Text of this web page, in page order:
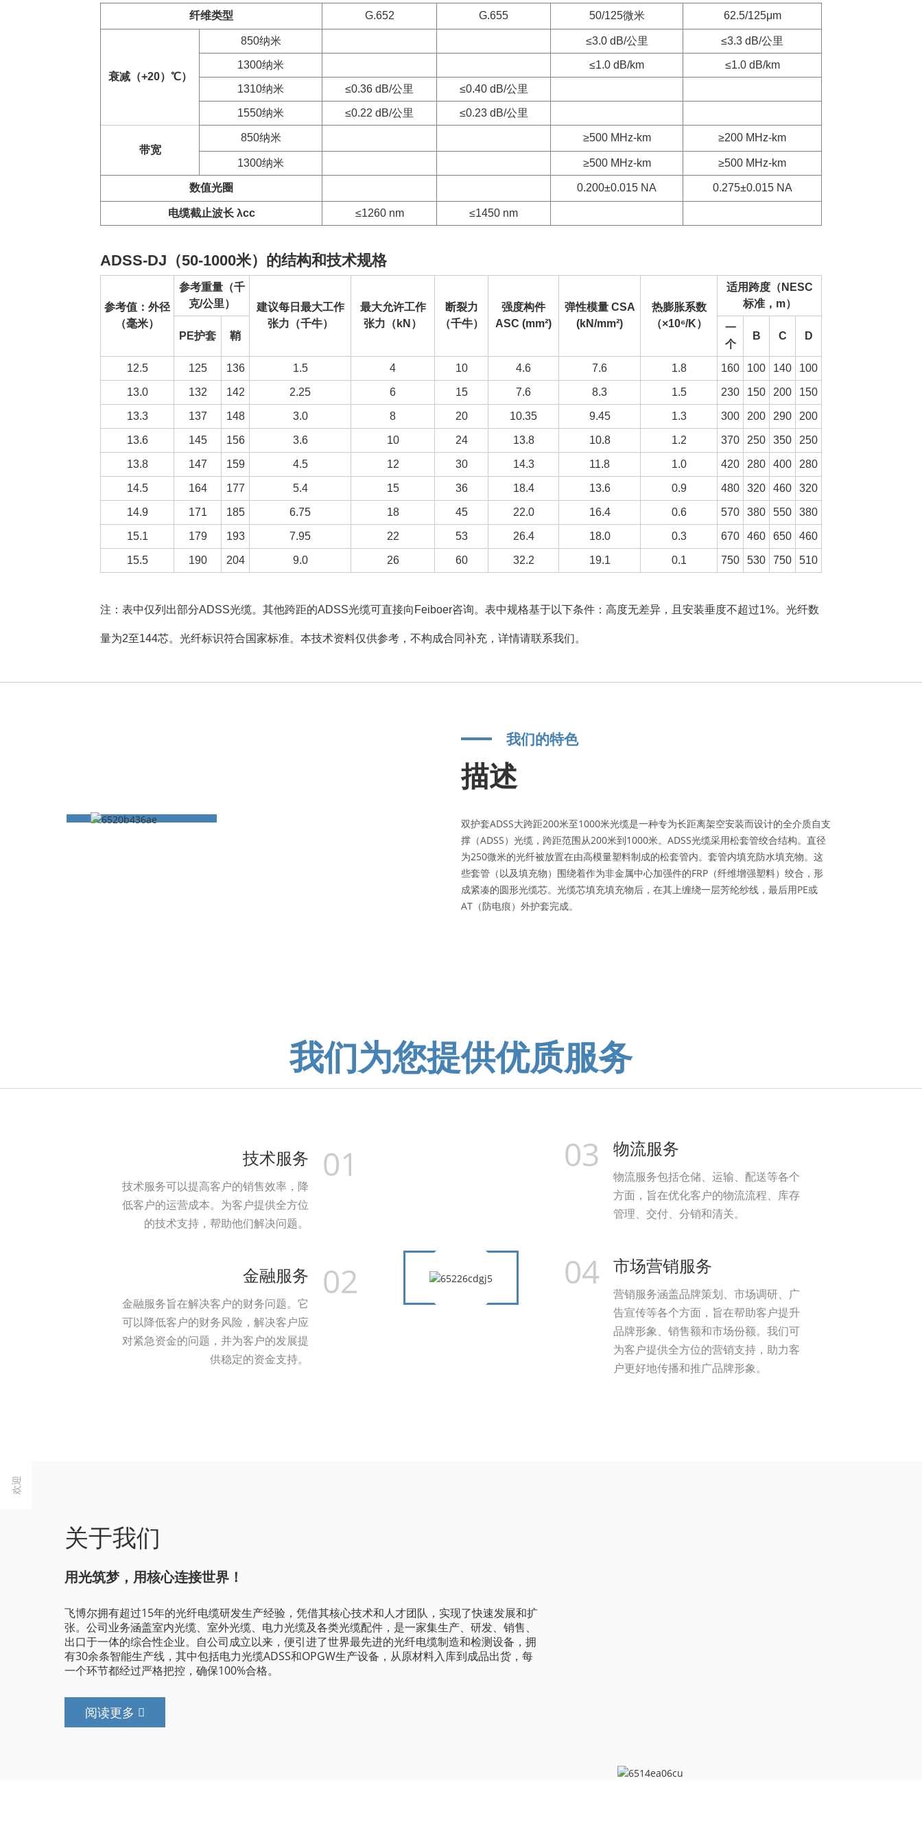
纤维类型 G.652 G.655 50/125微米 62.5/125μm
衰减（+20） ℃）
850纳米 ≤3.0 dB/公里 ≤3.3 dB/公里
1300纳米 ≤1.0 dB/km ≤1.0 dB/km
1310纳米 ≤0.36 dB/公里 ≤0.40 dB/公里
1550纳米 ≤0.22 dB/公里 ≤0.23 dB/公里
带宽
850纳米 ≥500 MHz-km ≥200 MHz-km
1300纳米 ≥500 MHz-km ≥500 MHz-km
数值光圈 0.200±0.015 NA 0.275±0.015 NA
电缆截止波长 λcc ≤1260 nm ≤1450 nm
ADSS-DJ（50-1000米）的结构和技术规格
参考值：外径
（毫米）
参考重量（千
克/公里）
建议每日最大工作
张力（千牛）
最大允许工作
张力（kN）
断裂力
（千牛）
强度构件
ASC (mm²)
弹性模量 CSA
(kN/mm²)
热膨胀系数
（×10⁶/K）
适用跨度（NESC
标准，m）
PE护套 鞘
一
个
B C D
12.5 125 136 1.5 4 10 4.6 7.6 1.8 160 100 140 100
13.0 132 142 2.25 6 15 7.6 8.3 1.5 230 150 200 150
13.3 137 148 3.0 8 20 10.35 9.45 1.3 300 200 290 200
13.6 145 156 3.6 10 24 13.8 10.8 1.2 370 250 350 250
13.8 147 159 4.5 12 30 14.3 11.8 1.0 420 280 400 280
14.5 164 177 5.4 15 36 18.4 13.6 0.9 480 320 460 320
14.9 171 185 6.75 18 45 22.0 16.4 0.6 570 380 550 380
15.1 179 193 7.95 22 53 26.4 18.0 0.3 670 460 650 460
15.5 190 204 9.0 26 60 32.2 19.1 0.1 750 530 750 510
注：表中仅列出部分ADSS光缆。其他跨距的ADSS光缆可直接向Feiboer咨询。表中规格基于以下条件：高度无差异，且安装垂度不超过1%。光纤数
量为2至144芯。光纤标识符合国家标准。本技术资料仅供参考，不构成合同补充，详情请联系我们。
我们的特色
描述
双护套ADSS大跨距200米至1000米光缆是一种专为长距离架空安装而设计的全介质自支
撑（ADSS）光缆，跨距范围从200米到1000米。ADSS光缆采用松套管绞合结构。直径
为250微米的光纤被放置在由高模量塑料制成的松套管内。套管内填充防水填充物。这
些套管（以及填充物）围绕着作为非金属中心加强件的FRP（纤维增强塑料）绞合，形
成紧凑的圆形光缆芯。光缆芯填充填充物后，在其上缠绕一层芳纶纱线，最后用PE或
AT（防电痕）外护套完成。
我们为您提供优质服务
01
技术服务
技术服务可以提高客户的销售效率，降
低客户的运营成本。为客户提供全方位
的技术支持，帮助他们解决问题。
02
金融服务
金融服务旨在解决客户的财务问题。它
可以降低客户的财务风险，解决客户应
对紧急资金的问题，并为客户的发展提
供稳定的资金支持。
03 物流服务
物流服务包括仓储、运输、配送等各个
方面，旨在优化客户的物流流程、库存
管理、交付、分销和清关。
04 市场营销服务
营销服务涵盖品牌策划、市场调研、广
告宣传等各个方面，旨在帮助客户提升
品牌形象、销售额和市场份额。我们可
为客户提供全方位的营销支持，助力客
户更好地传播和推广品牌形象。
欢迎
关于我们
用光筑梦，用核心连接世界！
飞博尔拥有超过15年的光纤电缆研发生产经验，凭借其核心技术和人才团队，实现了快速发展和扩
张。公司业务涵盖室内光缆、室外光缆、电力光缆及各类光缆配件，是一家集生产、研发、销售、
出口于一体的综合性企业。自公司成立以来，便引进了世界最先进的光纤电缆制造和检测设备，拥
有30余条智能生产线，其中包括电力光缆ADSS和OPGW生产设备，从原材料入库到成品出货，每
一个环节都经过严格把控，确保100%合格。
阅读更多